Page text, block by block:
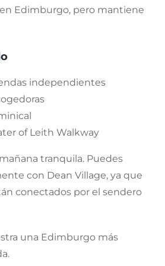
Edimburgo, pero mantiene
independientes
of Leith Walkway
tranquila. Puedes
con Dean Village, ya que
conectados por el sendero
una Edimburgo más